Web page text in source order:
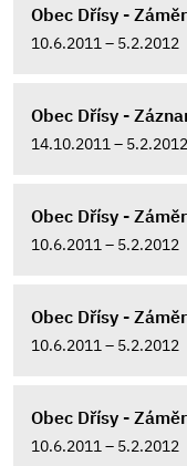
Obec Dřísy -
10.6.2011 – 5.2.2012
Obec Dřísy -
14.10.2011 – 5.2.2012
Obec Dřísy -
10.6.2011 – 5.2.2012
Obec Dřísy -
10.6.2011 – 5.2.2012
Obec Dřísy -
10.6.2011 – 5.2.2012